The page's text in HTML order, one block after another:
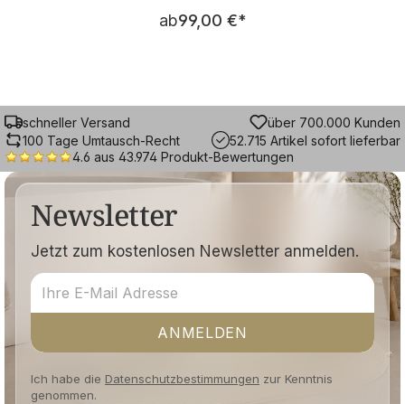
Regulärer Preis:
ab99,00 €*
schneller Versand
über 700.000 Kunden
100 Tage Umtausch-Recht
52.715 Artikel sofort lieferbar
4.6 aus 43.974 Produkt-Bewertungen
Newsletter
Jetzt zum kostenlosen Newsletter anmelden.
ANMELDEN
Ich habe die Datenschutzbestimmungen zur Kenntnis
genommen.